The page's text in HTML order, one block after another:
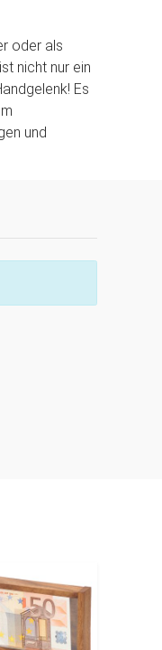
oder als
nicht nur ein
Es
und